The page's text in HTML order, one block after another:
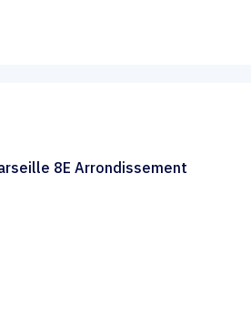
8E Arrondissement